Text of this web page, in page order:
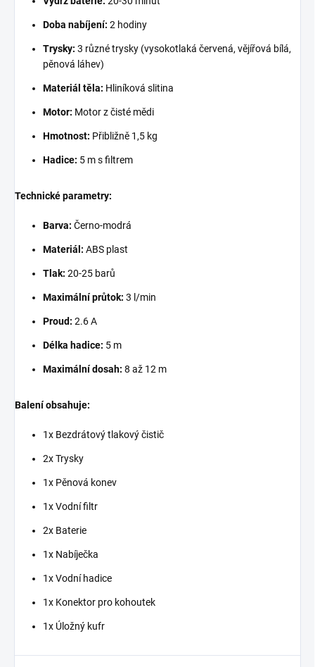
Doba nabíjení: 2 hodiny
Trysky: 3 různé trysky (vysokotlaká červená, vějířová bílá,
pěnová láhev)
Materiál těla: Hliníková slitina
Motor: Motor z čisté mědi
Hmotnost: Přibližně 1,5 kg
Hadice: 5 m s filtrem
Technické parametry:
Barva: Černo-modrá
Materiál: ABS plast
Tlak: 20-25 barů
Maximální průtok: 3 l/min
Proud: 2.6 A
Délka hadice: 5 m
Maximální dosah: 8 až 12 m
Balení obsahuje:
1x Bezdrátový tlakový čistič
2x Trysky
1x Pěnová konev
1x Vodní filtr
2x Baterie
1x Nabíječka
1x Vodní hadice
1x Konektor pro kohoutek
1x Úložný kufr